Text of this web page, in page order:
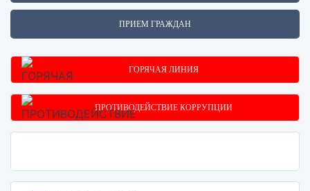
ПРИЕМ ГРАЖДАН
ГОРЯЧАЯ ЛИНИЯ
ПРОТИВОДЕЙСТВИЕ КОРРУПЦИИ